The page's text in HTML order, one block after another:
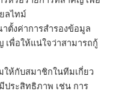
ลไทม์
ตั้งค่าการสำรองข้อมูล
พื่อให้แน่ใจว่าสามารถกู้
ให้กับสมาชิกในทีมเกี่ยว
ประสิทธิภาพ เช่น การ